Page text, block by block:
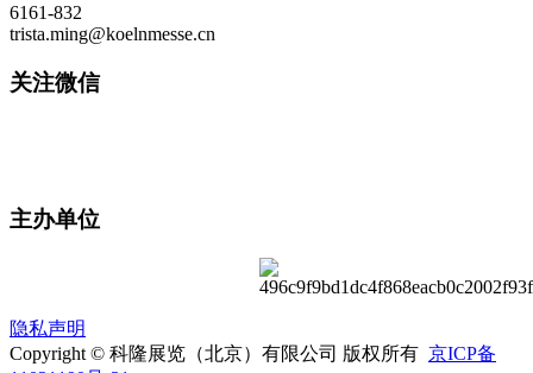
6161-832
trista.ming@koelnmesse.cn
关注微信
主办单位
隐私声明
Copyright © 科隆展览（北京）有限公司 版权所有 京ICP备